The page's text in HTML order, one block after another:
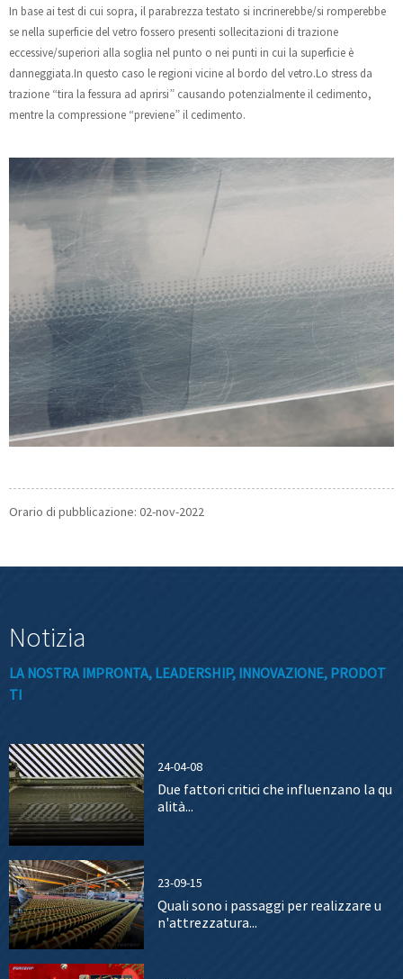
In base ai test di cui sopra, il parabrezza testato si incrinerebbe/si romperebbe
se nella superficie del vetro fossero presenti sollecitazioni di trazione
eccessive/superiori alla soglia nel punto o nei punti in cui la superficie è
danneggiata.In questo caso le regioni vicine al bordo del vetro.Lo stress da
trazione “tira la fessura ad aprirsi” causando potenzialmente il cedimento,
mentre la compressione “previene” il cedimento.
Orario di pubblicazione: 02-nov-2022
Notizia
LA NOSTRA IMPRONTA, LEADERSHIP, INNOVAZIONE, PRODOT
TI
24-04-08
Due fattori critici che influenzano la qu
alità...
23-09-15
Quali sono i passaggi per realizzare u
n'attrezzatura...